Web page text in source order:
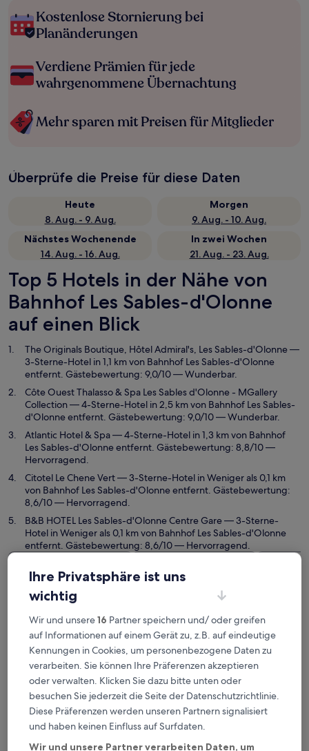
Kostenlose Stornierung bei
Planänderungen
Verdiene Prämien für jede
wahrgenommene Übernachtung
Mehr sparen mit Preisen für Mitglieder
Überprüfe die Preise für diese Daten
Heute
8. Aug. - 9. Aug.
Morgen
9. Aug. - 10. Aug.
Nächstes Wochenende
14. Aug. - 16. Aug.
In zwei Wochen
21. Aug. - 23. Aug.
Top 5 Hotels in der Nähe von
Bahnhof Les Sables-d'Olonne
auf einen Blick
The Originals Boutique, Hôtel Admiral's, Les Sables-d'Olonne—
3-Sterne-Hotel in 1,1 km von Bahnhof Les Sables-d'Olonne
entfernt. Gästebewertung: 9,0/10 — Wunderbar.
Côte Ouest Thalasso & Spa Les Sables d'Olonne - MGallery
Collection— 4-Sterne-Hotel in 2,5 km von Bahnhof Les Sables-
d'Olonne entfernt. Gästebewertung: 9,0/10 — Wunderbar.
Atlantic Hotel & Spa— 4-Sterne-Hotel in 1,3 km von Bahnhof
Les Sables-d'Olonne entfernt. Gästebewertung: 8,8/10 —
Hervorragend.
Citotel Le Chene Vert— 3-Sterne-Hotel in Weniger als 0,1 km
von Bahnhof Les Sables-d'Olonne entfernt. Gästebewertung:
8,6/10 — Hervorragend.
B&B HOTEL Les Sables-d'Olonne Centre Gare— 3-Sterne-
Hotel in Weniger als 0,1 km von Bahnhof Les Sables-d'Olonne
entfernt. Gästebewertung: 8,6/10 — Hervorragend.
Deine Ausgangsbasis nahe
Bahnhof Les Sables-d'Olonne
The Originals Boutique, Hôtel Admiral's, Les Sables-
Ihre Privatsphäre ist uns
wichtig
Wir und unsere16 Partner speichern und/ oder greifen
auf Informationen auf einem Gerät zu, z.B. auf eindeutige
Kennungen in Cookies, um personenbezogene Daten zu
verarbeiten. Sie können Ihre Präferenzen akzeptieren
oder verwalten. Klicken Sie dazu bitte unten oder
besuchen Sie jederzeit die Seite der Datenschutzrichtlinie.
Diese Präferenzen werden unseren Partnern signalisiert
und haben keinen Einfluss auf Surfdaten.
Wir und unsere Partner verarbeiten Daten, um